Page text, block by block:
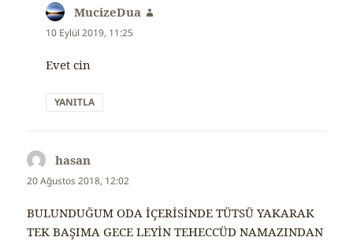
MucizeDua
10 Eylül 2019, 11:25
Evet cin
YANITLA
hasan
ki:
20 Ağustos 2018, 12:02
BULUNDUĞUM ODA İÇERİSİNDE TÜTSÜ YAKARAK
TEK BAŞIMA GECE LEYİN TEHECCÜD NAMAZINDAN